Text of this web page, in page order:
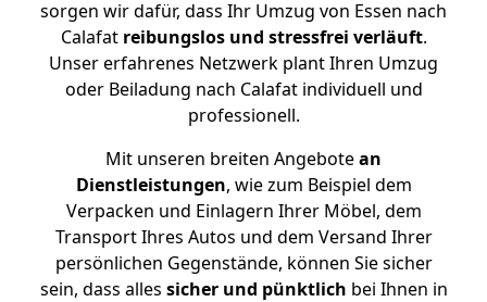
sorgen wir dafür, dass Ihr Umzug von Essen nach
Calafat reibungslos und stressfrei verläuft.
Unser erfahrenes Netzwerk plant Ihren Umzug
oder Beiladung nach Calafat individuell und
professionell.
Mit unseren breiten Angebotean
Dienstleistungen, wie zum Beispiel dem
Verpacken und Einlagern Ihrer Möbel, dem
Transport Ihres Autos und dem Versand Ihrer
persönlichen Gegenstände, können Sie sicher
sein, dass alles sicher und pünktlich bei Ihnen in